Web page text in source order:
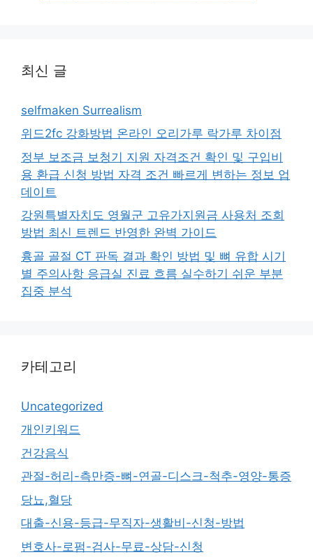
최신 글
selfmaken Surrealism
위드2fc 강화방법 온라인 오리가루 락가루 차이점
정부 보조금 보청기 지원 자격조건 확인 및 구입비
용 환급 신청 방법 자격 조건 빠르게 변하는 정보 업
데이트
강원특별자치도 영월군 고유가지원금 사용처 조회
방법 최신 트렌드 반영한 완벽 가이드
흉골 골절 CT 판독 결과 확인 방법 및 뼈 유합 시기
별 주의사항 응급실 진료 흐름 실수하기 쉬운 부분
집중 분석
카테고리
Uncategorized
개인키워드
건강음식
관절-허리-측만증-뼈-연골-디스크-척추-영양-통증
당뇨,혈당
대출-신용-등급-무직자-생활비-신청-방법
변호사-로펌-검사-무료-상담-신청